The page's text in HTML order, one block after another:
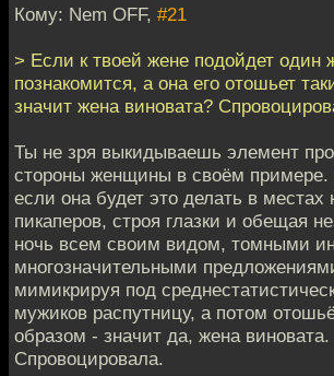
Кому: Nem OFF, #21
> Если к твоей жене подойдет один
познакомится, а она его отошьет
значит жена виновата?
Ты не зря выкидываешь элемент
стороны женщины в своём примере.
если она будет это делать в местах
пикаперов, строя глазки и обещая
ночь всем своим видом, томными
многозначительными
мимикрируя под
мужиков распутницу, а потом
образом - значит да, жена виновата.
Спровоцировала.